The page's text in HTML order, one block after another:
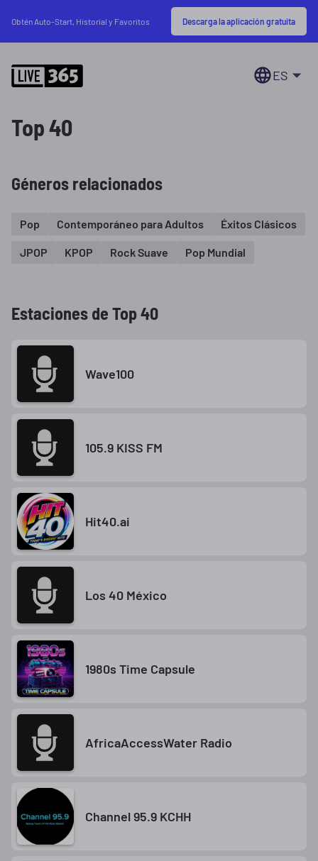
Obtén Auto-Start, Historial y Favoritos Descarga la aplicación gratuita
ES
Top 40
Géneros relacionados
Pop Contemporáneo para Adultos Éxitos Clásicos
JPOP KPOP Rock Suave Pop Mundial
Estaciones de Top 40
Wave100
105.9 KISS FM
Hit40.ai
Los 40 México
1980s Time Capsule
AfricaAccessWater Radio
Channel 95.9 KCHH